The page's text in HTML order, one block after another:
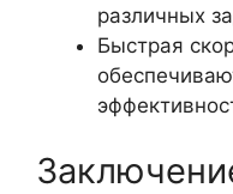
различных
Быстрая